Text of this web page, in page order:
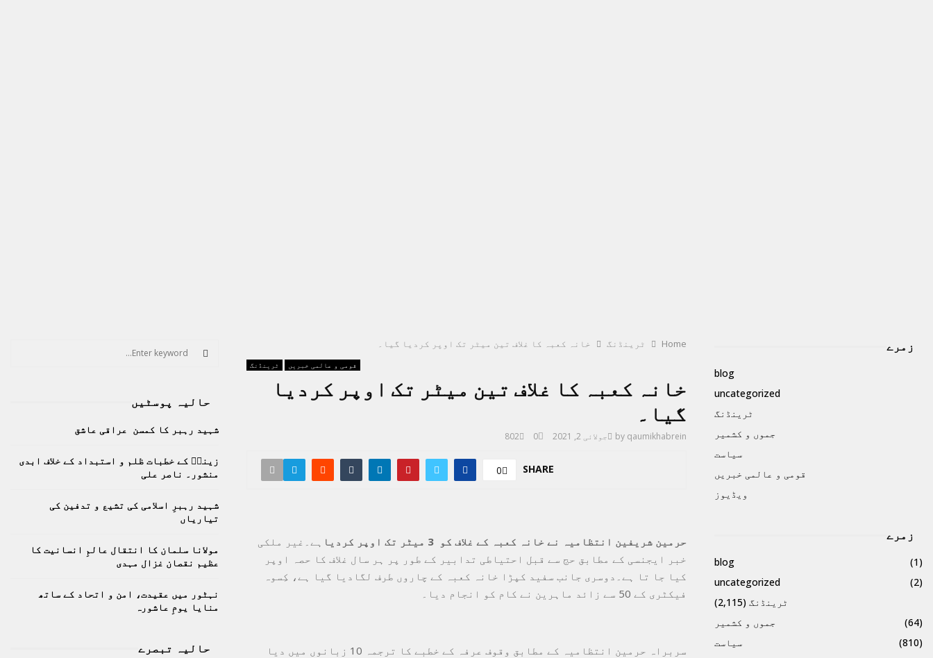
Home ٹرینڈنگ خانہ کعبہ کا غلاف تین میٹر تک اوپر کردیا گیا۔
ٹرینڈنگ قومی و عالمی خبریں
خانہ کعبہ کا غلاف تین میٹر تک اوپر کردیا
گیا۔
by qaumikhabrein جولائی 2, 2021 0
802
SHARE
0
حرمین شریفین انتظامیہ نے خانہ کعبہ کے غلاف کو 3 میٹر تک اوپر کردیا
ہے۔غیر ملکی
خبر ایجنسی کے مطابق حج سے قبل احتیاطی تدابیر کے طور پر ہر سال غلاف کا حصہ اوپر
کیا جا تا ہے۔دوسری جانب سفید کپڑا خانہ کعبہ کے چاروں طرف لگادیا گیا ہے، کِسوہ
فیکٹری کے 50 سے زائد ماہرین نے کام کو انجام دیا۔
سربراہ حرمین انتظامیہ کے مطابق وقوف عرفہ کے خطبے کا ترجمہ 10 زبانوں میں دیا
زمرے
blog
uncategorized
ٹرینڈنگ
جموں و کشمیر
سیاست
قومی و عالمی خبریں
ویڈیوز
زمرے
blog
(1)
uncategorized
(2)
ٹرینڈنگ (2,115)
جموں و کشمیر
(64)
سیاست
(810)
f
r
:
E
A
R
H
حالیہ پوسٹیں
شہید رہبر کا کمسن عراقی عاشق
زینبؑ کے خطبات ظلم و استبداد کے خلاف ابدی
منشور۔ ناصر علی
شہید رہبرِ اسلامی کی تشیع و تدفین کی
تیاریاں
مولانا سلمان کا انتقال عالمِ انسانیت کا
عظیم نقصان غزال مہدی
نہٹور میں عقیدت، امن و اتحاد کے ساتھ
منایا یومِ عاشورہ
حالیہ تبصرے